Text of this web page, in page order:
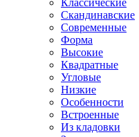
Классические
Скандинавские
Современные
Форма
Высокие
Квадратные
Угловые
Низкие
Особенности
Встроенные
Из кладовки